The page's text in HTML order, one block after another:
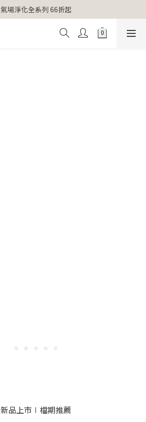
消費 不限金額 即送 香遇熊超人行李吊牌
氣場淨化全系列 66折起
消費 不限金額 即送 香遇熊超人行李吊牌
新品上市∣檔期推薦